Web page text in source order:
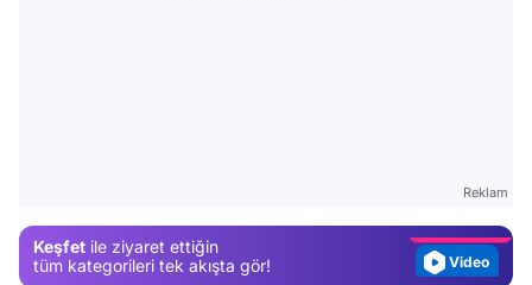
Reklam
Keşfet ile ziyaret ettiğin
tüm kategorileri tek akışta gör!
Video